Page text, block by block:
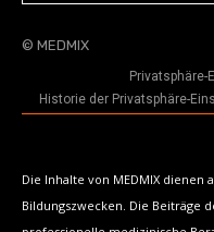
© MEDMIX
Historie der Privatsphäre-
Die Inhalte von MEDMIX
Bildungszwecken. Die Beiträge